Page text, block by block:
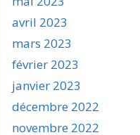
avril 2023
mars 2023
février 2023
janvier 2023
décembre 2022
novembre 2022